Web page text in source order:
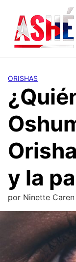
contenido
ORISHAS
y la
por Ninette